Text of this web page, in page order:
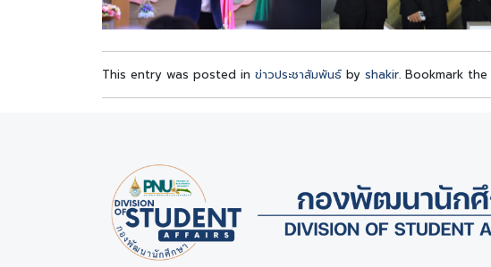
This entry was posted in ข่าวประชาสัมพันธ์ by shakir. Bookmark the